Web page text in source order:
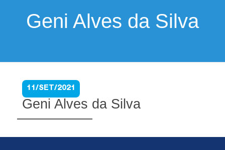
Geni Alves da Silva
11/SET/2021
Geni Alves da Silva